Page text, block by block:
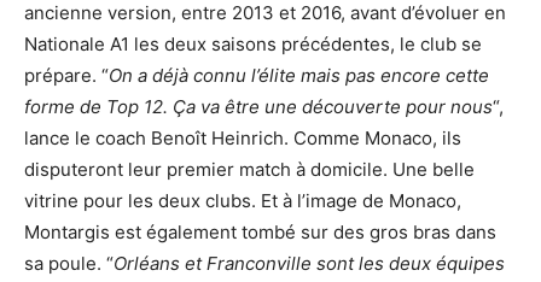
ancienne version, entre 2013 et 2016, avant d’évoluer en
Nationale A1 les deux saisons précédentes, le club se
prépare. “On a déjà connu l’élite mais pas encore cette
forme de Top 12. Ça va être une découverte pour nous“,
lance le coach Benoît Heinrich. Comme Monaco, ils
disputeront leur premier match à domicile. Une belle
vitrine pour les deux clubs. Et à l’image de Monaco,
Montargis est également tombé sur des gros bras dans
sa poule. “Orléans et Franconville sont les deux équipes